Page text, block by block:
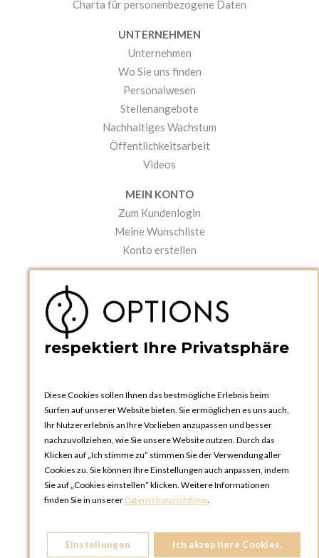
Charta für personenbezogene Daten
UNTERNEHMEN
Unternehmen
Wo Sie uns finden
Personalwesen
Stellenangebote
Nachhaltiges Wachstum
Öffentlichkeitsarbeit
Videos
MEIN KONTO
Zum Kundenlogin
Meine Wunschliste
Konto erstellen
Kataloge und Bestellschein
Bedienungsanleitungen
OPTIONS ZÜRICH
Steinackerstrasse 55,
8302 Kloten
SCHWEIZ
OPTIONS GENF
respektiert Ihre Privatsphäre
Diese Cookies sollen Ihnen das bestmögliche Erlebnis beim
Surfen auf unserer Website bieten. Sie ermöglichen es uns auch,
Ihr Nutzererlebnis an Ihre Vorlieben anzupassen und besser
nachzuvollziehen, wie Sie unsere Website nutzen. Durch das
Klicken auf „Ich stimme zu“ stimmen Sie der Verwendung aller
Cookies zu. Sie können Ihre Einstellungen auch anpassen, indem
Sie auf „Cookies einstellen“ klicken. Weitere Informationen
finden Sie in unserer Datenschutzrichtlinie.
Einstellungen Ich akzeptiere Cookies.